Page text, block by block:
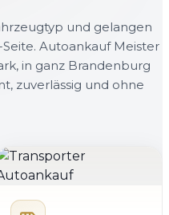
und gelangen
Autoankauf Meister
in ganz Brandenburg
zuverlässig und ohne